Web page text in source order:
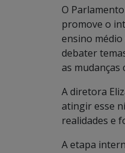
O
promove o
ensino médio
debater
as mudanças
A diretora
atingir esse
realidades e
A etapa